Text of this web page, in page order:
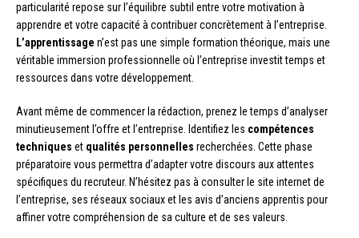
particularité repose sur l’équilibre subtil entre votre motivation à
apprendre et votre capacité à contribuer concrètement à l’entreprise.
L’apprentissage n’est pas une simple formation théorique, mais une
véritable immersion professionnelle où l’entreprise investit temps et
ressources dans votre développement.
Avant même de commencer la rédaction, prenez le temps d’analyser
minutieusement l’offre et l’entreprise. Identifiez les compétences
techniques et qualités personnelles recherchées. Cette phase
préparatoire vous permettra d’adapter votre discours aux attentes
spécifiques du recruteur. N’hésitez pas à consulter le site internet de
l’entreprise, ses réseaux sociaux et les avis d’anciens apprentis pour
affiner votre compréhension de sa culture et de ses valeurs.